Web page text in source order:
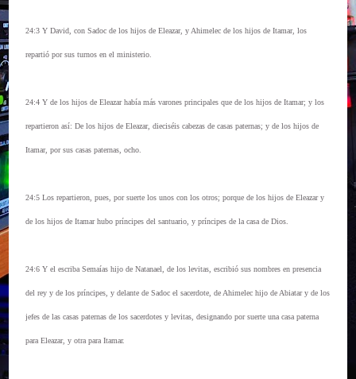
24:3 Y David, con Sadoc de los hijos de Eleazar, y Ahimelec de los hijos de Itamar, los
repartió por sus turnos en el ministerio.
24:4 Y de los hijos de Eleazar había más varones principales que de los hijos de Itamar; y los
repartieron así: De los hijos de Eleazar, dieciséis cabezas de casas paternas; y de los hijos de
Itamar, por sus casas paternas, ocho.
24:5 Los repartieron, pues, por suerte los unos con los otros; porque de los hijos de Eleazar y
de los hijos de Itamar hubo príncipes del santuario, y príncipes de la casa de Dios.
24:6 Y el escriba Semaías hijo de Natanael, de los levitas, escribió sus nombres en presencia
del rey y de los príncipes, y delante de Sadoc el sacerdote, de Ahimelec hijo de Abiatar y de los
jefes de las casas paternas de los sacerdotes y levitas, designando por suerte una casa paterna
para Eleazar, y otra para Itamar.